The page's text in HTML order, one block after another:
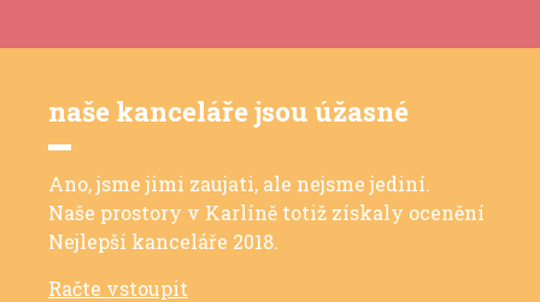
naše kanceláře jsou úžasné
Ano, jsme jimi zaujati, ale nejsme jediní.
Naše prostory v Karlíně totiž získaly ocenění
Nejlepší kanceláře 2018.
Račte vstoupit